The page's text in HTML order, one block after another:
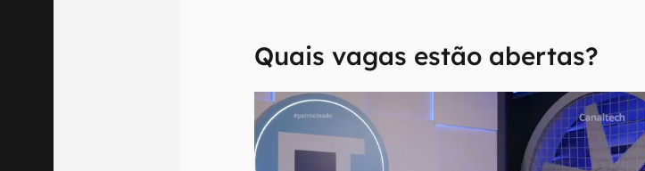
Quais vagas estão abertas?